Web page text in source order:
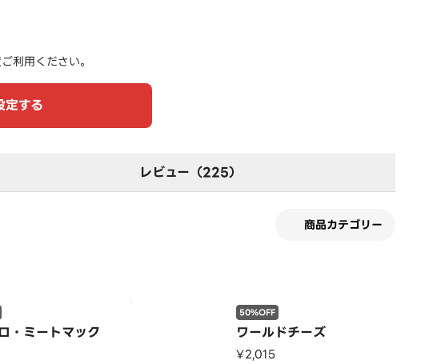
利用ください。
定する
レビュー（225）
商品カテゴリー
・ミートマック
ワールドチーズ
50%OFF
¥2,015